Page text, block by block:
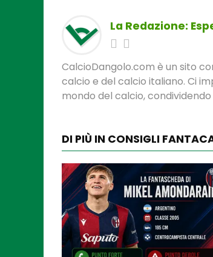
La Redazione:
CalcioDangolo.com è un sito
calcio e del calcio italiano. Ci
mondo del calcio,
DI PIÙ IN CONSIGLI